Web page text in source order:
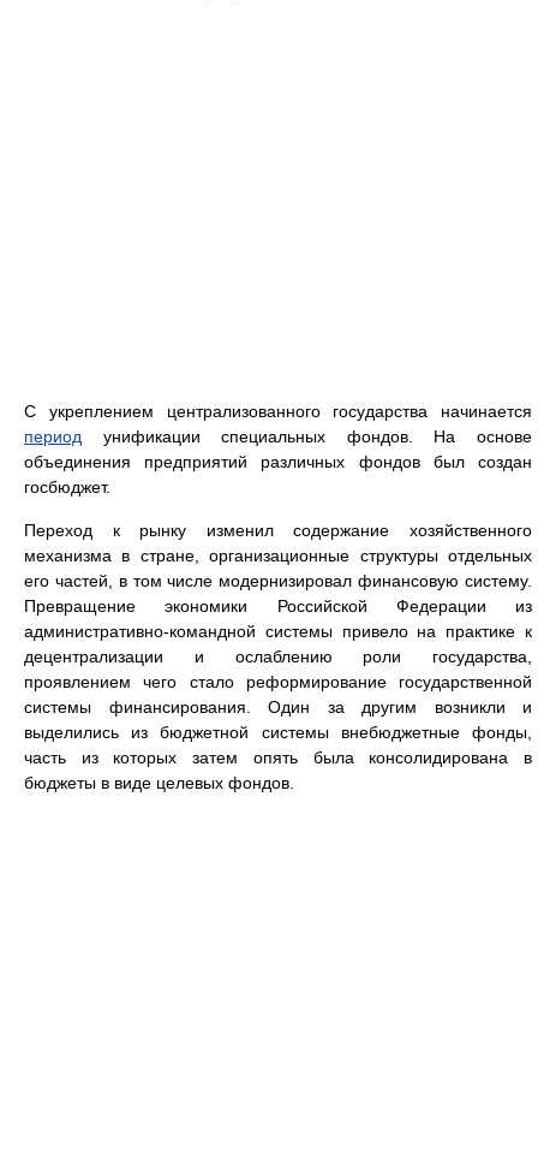
С укреплением централизованного государства начинается
период унификации специальных фондов. На основе
объединения предприятий различных фондов был создан
госбюджет.
Переход к рынку изменил содержание хозяйственного
механизма в стране, организационные структуры отдельных
его частей, в том числе модернизировал финансовую систему.
Превращение экономики Российской Федерации из
административно-командной системы привело на практике к
децентрализации и ослаблению роли государства,
проявлением чего стало реформирование государственной
системы финансирования. Один за другим возникли и
выделились из бюджетной системы внебюджетные фонды,
часть из которых затем опять была консолидирована в
бюджеты в виде целевых фондов.